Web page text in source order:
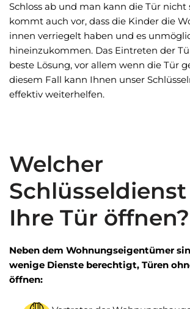
Schloss ab und man kann die Tür nicht
kommt auch vor, dass die Kinder die
innen verriegelt haben und es
hineinzukommen. Das Eintreten der
beste Lösung, vor allem wenn die Tür
diesem Fall kann Ihnen unser
effektiv weiterhelfen.
Welcher
Ihre Tür öffnen?
Neben dem Wohnungseigentümer
wenige Dienste berechtigt, Türen
öffnen: